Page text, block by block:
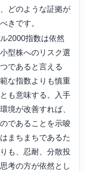
どのような証拠が
きです。
2000指数は依然
型株へのリスク選
であると言える
な指数よりも慎重
も意味する。入手
境が改善すれば、
であることを示唆
まちまちであるた
も、忍耐、分散投
考の方が依然とし